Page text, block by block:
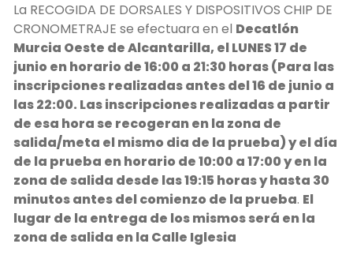
La RECOGIDA DE DORSALES Y DISPOSITIVOS CHIP DE
CRONOMETRAJE se efectuara en el Decatlón
Murcia Oeste de Alcantarilla, el LUNES 17 de
junio en horario de 16:00 a 21:30 horas (Para las
inscripciones realizadas antes del 16 de junio a
las 22:00. Las inscripciones realizadas a partir
de esa hora se recogeran en la zona de
salida/meta el mismo dia de la prueba) y el día
de la prueba en horario de 10:00 a 17:00 y en la
zona de salida desde las 19:15 horas y hasta 30
minutosantes del comienzo de la prueba. El
lugar de la entrega de los mismos será en la
zona de salida en la Calle Iglesia